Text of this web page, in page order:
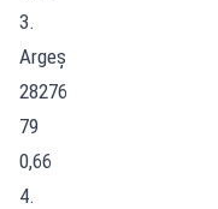
3.
Argeș
28276
79
0,66
4.